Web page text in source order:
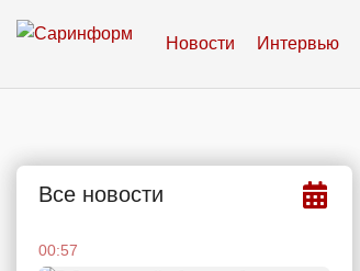
Новости Интервью
Все новости
00:57